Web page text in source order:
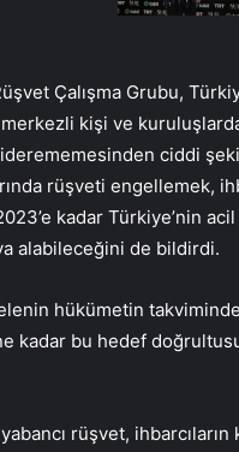
Çalışma Grubu,
kişi ve
ciddi
rüşveti engellemek,
kadar Türkiye’nin
alabileceğini de bildirdi.
hükümetin
kadar bu hedef
rüşvet,